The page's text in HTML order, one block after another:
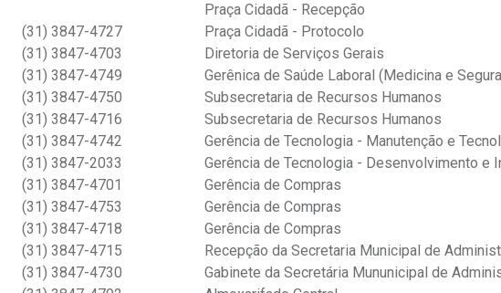
Praça Cidadã - Recepção
(31) 3847-4727
Praça Cidadã - Protocolo
(31) 3847-4703
Diretoria de Serviços Gerais
(31) 3847-4749
Gerênica de Saúde Laboral (Medicina e
(31) 3847-4750
Subsecretaria de Recursos Humanos
(31) 3847-4716
Subsecretaria de Recursos Humanos
(31) 3847-4742
Gerência de Tecnologia - Manutenção e
(31) 3847-2033
Gerência de Tecnologia - Desenvolvimento e
(31) 3847-4701
Gerência de Compras
(31) 3847-4753
Gerência de Compras
(31) 3847-4718
Gerência de Compras
(31) 3847-4715
Recepção da Secretaria Municipal de
(31) 3847-4730
Gabinete da Secretária Mununicipal de